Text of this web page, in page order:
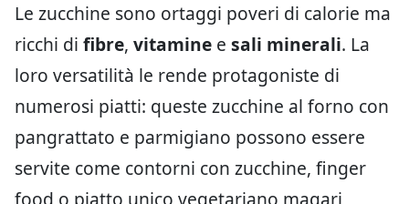
Le zucchine sono ortaggi poveri di calorie ma
ricchi di fibre, vitamine e sali minerali. La
loro versatilità le rende protagoniste di
numerosi piatti: queste zucchine al forno con
pangrattato e parmigiano possono essere
servite come contorni con zucchine, finger
food o piatto unico vegetariano magari